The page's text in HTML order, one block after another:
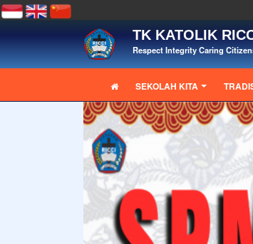
TK KATOLIK
Respect Integrity Caring
SEKOLAH KITA